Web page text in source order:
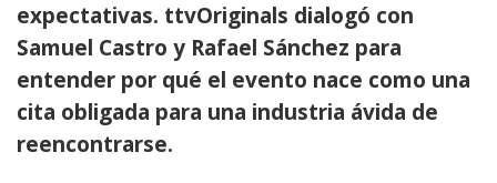
expectativas. ttvOriginals dialogó con
Samuel Castro y Rafael Sánchez para
entender por qué el evento nace como una
cita obligada para una industria ávida de
reencontrarse.